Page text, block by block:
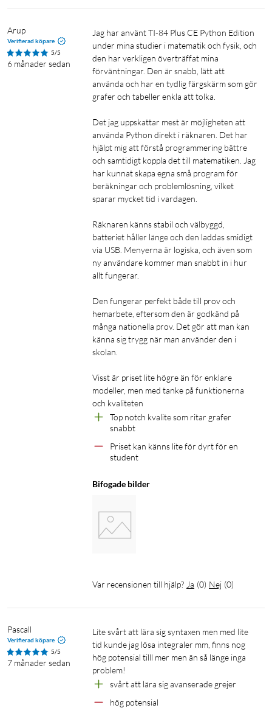
Arup
Verifierad köpare
5/5
6 månader sedan
Jag har använt TI-84 Plus CE Python Edition
under mina studier i matematik och fysik, och
den har verkligen överträffat mina
förväntningar. Den är snabb, lätt att
använda och har en tydlig färgskärm som gör
grafer och tabeller enkla att tolka.
Det jag uppskattar mest är möjligheten att
använda Python direkt i räknaren. Det har
hjälpt mig att förstå programmering bättre
och samtidigt koppla det till matematiken. Jag
har kunnat skapa egna små program för
beräkningar och problemlösning, vilket
sparar mycket tid i vardagen.
Räknaren känns stabil och välbyggd,
batteriet håller länge och den laddas smidigt
via USB. Menyerna är logiska, och även som
ny användare kommer man snabbt in i hur
allt fungerar.
Den fungerar perfekt både till prov och
hemarbete, eftersom den är godkänd på
många nationella prov. Det gör att man kan
känna sig trygg när man använder den i
skolan.
Visst är priset lite högre än för enklare
modeller, men med tanke på funktionerna
och kvaliteten
Top notch kvalite som ritar grafer
snabbt
Priset kan känns lite för dyrt för en
student
Bifogade bilder
Var recensionen till hjälp? Ja (0) Nej (0)
Pascall
Verifierad köpare
5/5
7 månader sedan
Lite svårt att lära sig syntaxen men med lite
tid kunde jag lösa integraler mm, finns nog
hög potensial tilll mer men än så länge inga
problem!
svårt att lära sig avanserade grejer
hög potensial